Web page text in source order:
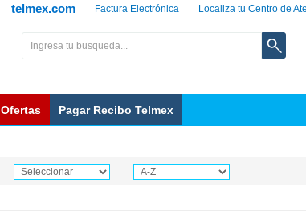
Localiza tu Centro de
Factura Electrónica
telmex.com
Ofertas Pagar Recibo Telmex